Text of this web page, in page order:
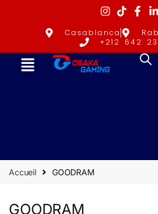
Casablanca
+212 642
Accueil GOODRAM
GOODRAM